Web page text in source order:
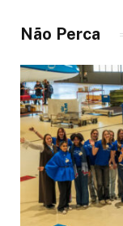
Não Perca